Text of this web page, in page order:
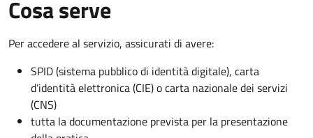
Cosa serve
Per accedere al servizio, assicurati di avere:
SPID (sistema pubblico di identità digitale), carta
d’identità elettronica (CIE) o carta nazionale dei servizi
(CNS)
tutta la documentazione prevista per la presentazione